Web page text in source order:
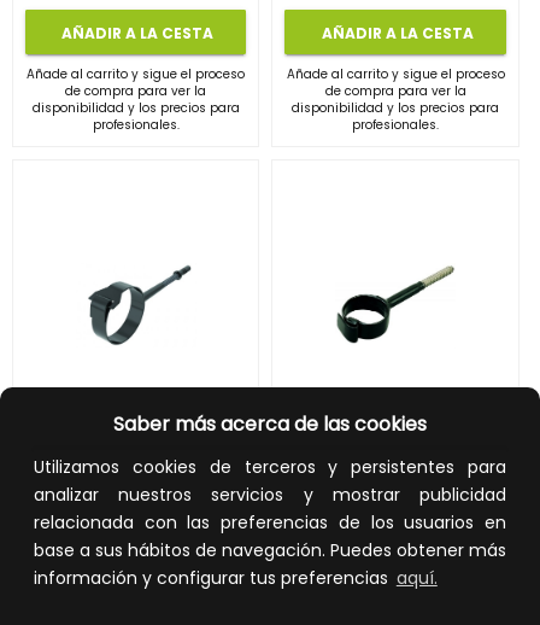
Saber más acerca de las cookies
Utilizamos cookies de terceros y persistentes para
analizar nuestros servicios y mostrar publicidad
relacionada con las preferencias de los usuarios en
base a sus hábitos de navegación. Puedes obtener más
información y configurar tus preferencias aquí.
AÑADIR A LA CESTA
Añade al carrito y sigue el proceso
de compra para ver la
disponibilidad y los precios para
profesionales.
AÑADIR A LA CESTA
Añade al carrito y sigue el proceso
de compra para ver la
disponibilidad y los precios para
profesionales.
SOPORTE SENCILLO PARA LÍNEA ARC-21
REF:0561041-H
1,35 €
Impuestos no incluidos.
AÑADIR A LA CESTA
REF: 0561042-H
1,55 €
Impuestos no incluidos.
AÑADIR A LA CESTA